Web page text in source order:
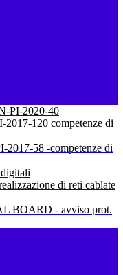
PI-2020-40
120 competenze di
2017-58 -competenze di
di reti cablate
BOARD - avviso prot.